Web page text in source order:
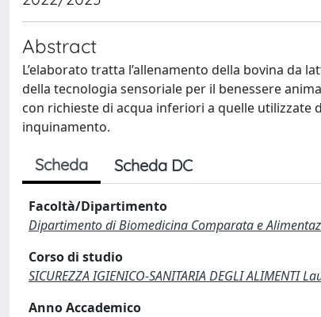
Abstract
L’elaborato tratta l’allenamento della bovina da
della tecnologia sensoriale per il benessere
con richieste di acqua inferiori a quelle
inquinamento.
Scheda Scheda DC
Facoltà/Dipartimento
Dipartimento di Biomedicina Comparata e
Corso di studio
SICUREZZA IGIENICO-SANITARIA DEGLI ALIMENTI
Anno Accademico